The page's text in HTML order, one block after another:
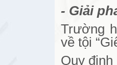
- Giải
Trường
về tội
Quy định